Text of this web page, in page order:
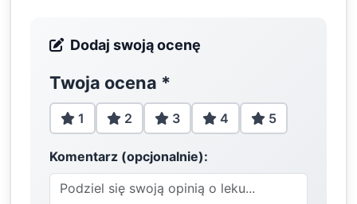
Dodaj swoją ocenę
Twoja ocena *
1 2 3 4 5
Komentarz (opcjonalnie):